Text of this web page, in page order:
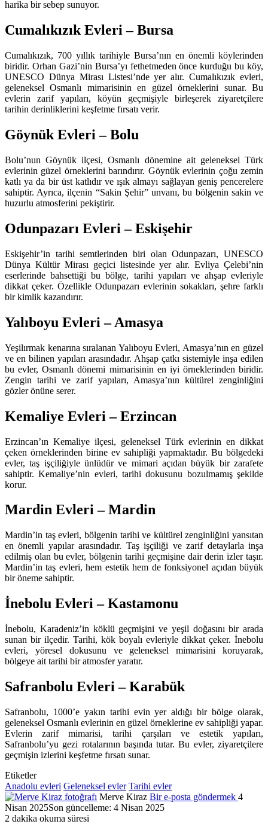
harika bir sebep sunuyor.
Cumalıkızık Evleri – Bursa
Cumalıkızık, 700 yıllık tarihiyle Bursa’nın en önemli köylerinden
biridir. Orhan Gazi’nin Bursa’yı fethetmeden önce kurduğu bu köy,
UNESCO Dünya Mirası Listesi’nde yer alır. Cumalıkızık evleri,
geleneksel Osmanlı mimarisinin en güzel örneklerini sunar. Bu
evlerin zarif yapıları, köyün geçmişiyle birleşerek ziyaretçilere
tarihin derinliklerini keşfetme fırsatı verir.
Göynük Evleri – Bolu
Bolu’nun Göynük ilçesi, Osmanlı dönemine ait geleneksel Türk
evlerinin güzel örneklerini barındırır. Göynük evlerinin çoğu zemin
katlı ya da bir üst katlıdır ve ışık almayı sağlayan geniş pencerelere
sahiptir. Ayrıca, ilçenin “Sakin Şehir” unvanı, bu bölgenin sakin ve
huzurlu atmosferini pekiştirir.
Odunpazarı Evleri – Eskişehir
Eskişehir’in tarihi semtlerinden biri olan Odunpazarı, UNESCO
Dünya Kültür Mirası geçici listesinde yer alır. Evliya Çelebi’nin
eserlerinde bahsettiği bu bölge, tarihi yapıları ve ahşap evleriyle
dikkat çeker. Özellikle Odunpazarı evlerinin sokakları, şehre farklı
bir kimlik kazandırır.
Yalıboyu Evleri – Amasya
Yeşilırmak kenarına sıralanan Yalıboyu Evleri, Amasya’nın en güzel
ve en bilinen yapıları arasındadır. Ahşap çatkı sistemiyle inşa edilen
bu evler, Osmanlı dönemi mimarisinin en iyi örneklerinden biridir.
Zengin tarihi ve zarif yapıları, Amasya’nın kültürel zenginliğini
gözler önüne serer.
Kemaliye Evleri – Erzincan
Erzincan’ın Kemaliye ilçesi, geleneksel Türk evlerinin en dikkat
çeken örneklerinden birine ev sahipliği yapmaktadır. Bu bölgedeki
evler, taş işçiliğiyle ünlüdür ve mimari açıdan büyük bir zarafete
sahiptir. Kemaliye’nin evleri, tarihi dokusunu bozulmamış şekilde
korur.
Mardin Evleri – Mardin
Mardin’in taş evleri, bölgenin tarihi ve kültürel zenginliğini yansıtan
en önemli yapılar arasındadır. Taş işçiliği ve zarif detaylarla inşa
edilmiş olan bu evler, bölgenin tarihi geçmişine dair derin izler taşır.
Mardin’in taş evleri, hem estetik hem de fonksiyonel açıdan büyük
bir öneme sahiptir.
İnebolu Evleri – Kastamonu
İnebolu, Karadeniz’in köklü geçmişini ve yeşil doğasını bir arada
sunan bir ilçedir. Tarihi, kök boyalı evleriyle dikkat çeker. İnebolu
evleri, yöresel dokusunu ve geleneksel mimarisini koruyarak,
bölgeye ait tarihi bir atmosfer yaratır.
Safranbolu Evleri – Karabük
Safranbolu, 1000’e yakın tarihi evin yer aldığı bir bölge olarak,
geleneksel Osmanlı evlerinin en güzel örneklerine ev sahipliği yapar.
Evlerin zarif mimarisi, tarihi çarşıları ve estetik yapıları,
Safranbolu’yu gezi rotalarının başında tutar. Bu evler, ziyaretçilere
geçmişin izlerini keşfetme fırsatı sunar.
Etiketler
Anadolu evleri Geleneksel evler Tarihi evler
Merve Kiraz Bir e-posta göndermek 4
Nisan 2025Son güncelleme: 4 Nisan 2025
2 dakika okuma süresi